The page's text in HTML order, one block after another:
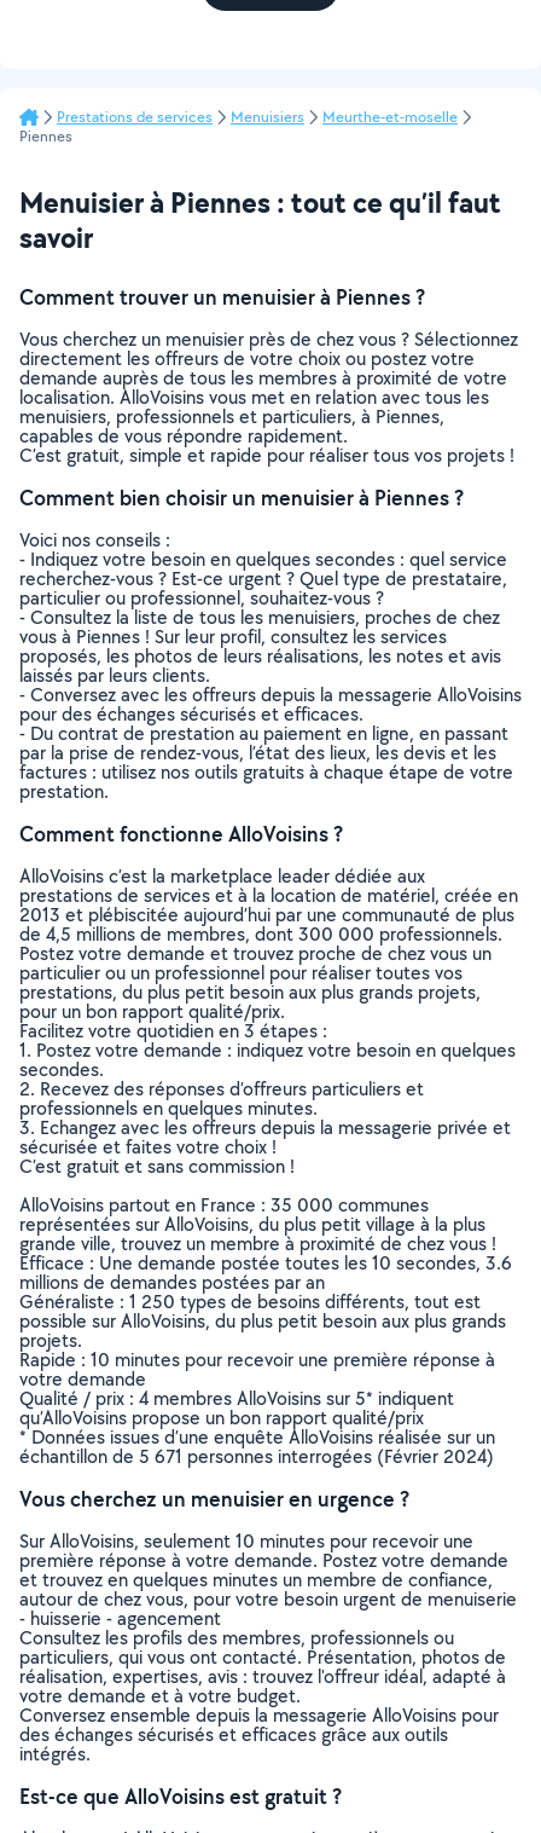
Prestations de services Menuisiers
Meurthe-et-moselle
Piennes
Menuisier à Piennes : tout ce qu’il faut
savoir
Comment trouver un menuisier à Piennes ?
Vous cherchez un menuisier près de chez vous ? Sélectionnez
directement les offreurs de votre choix ou postez votre
demande auprès de tous les membres à proximité de votre
localisation. AlloVoisins vous met en relation avec tous les
menuisiers, professionnels et particuliers, à Piennes,
capables de vous répondre rapidement.
C’est gratuit, simple et rapide pour réaliser tous vos projets !
Comment bien choisir un menuisier à Piennes ?
Voici nos conseils :
- Indiquez votre besoin en quelques secondes : quel service
recherchez-vous ? Est-ce urgent ? Quel type de prestataire,
particulier ou professionnel, souhaitez-vous ?
- Consultez la liste de tous les menuisiers, proches de chez
vous à Piennes ! Sur leur profil, consultez les services
proposés, les photos de leurs réalisations, les notes et avis
laissés par leurs clients.
- Conversez avec les offreurs depuis la messagerie AlloVoisins
pour des échanges sécurisés et efficaces.
- Du contrat de prestation au paiement en ligne, en passant
par la prise de rendez-vous, l’état des lieux, les devis et les
factures : utilisez nos outils gratuits à chaque étape de votre
prestation.
Comment fonctionne AlloVoisins ?
AlloVoisins c’est la marketplace leader dédiée aux
prestations de services et à la location de matériel, créée en
2013 et plébiscitée aujourd’hui par une communauté de plus
de 4,5 millions de membres, dont 300 000 professionnels.
Postez votre demande et trouvez proche de chez vous un
particulier ou un professionnel pour réaliser toutes vos
prestations, du plus petit besoin aux plus grands projets,
pour un bon rapport qualité/prix.
Facilitez votre quotidien en 3 étapes :
1. Postez votre demande : indiquez votre besoin en quelques
secondes.
2. Recevez des réponses d’offreurs particuliers et
professionnels en quelques minutes.
3. Echangez avec les offreurs depuis la messagerie privée et
sécurisée et faites votre choix !
C’est gratuit et sans commission !
AlloVoisins partout en France : 35 000 communes
représentées sur AlloVoisins, du plus petit village à la plus
grande ville, trouvez un membre à proximité de chez vous !
Efficace : Une demande postée toutes les 10 secondes, 3.6
millions de demandes postées par an
Généraliste : 1 250 types de besoins différents, tout est
possible sur AlloVoisins, du plus petit besoin aux plus grands
projets.
Rapide : 10 minutes pour recevoir une première réponse à
votre demande
Qualité / prix : 4 membres AlloVoisins sur 5* indiquent
qu’AlloVoisins propose un bon rapport qualité/prix
* Données issues d’une enquête AlloVoisins réalisée sur un
échantillon de 5 671 personnes interrogées (Février 2024)
Vous cherchez un menuisier en urgence ?
Sur AlloVoisins, seulement 10 minutes pour recevoir une
première réponse à votre demande. Postez votre demande
et trouvez en quelques minutes un membre de confiance,
autour de chez vous, pour votre besoin urgent de menuiserie
- huisserie - agencement
Consultez les profils des membres, professionnels ou
particuliers, qui vous ont contacté. Présentation, photos de
réalisation, expertises, avis : trouvez l'offreur idéal, adapté à
votre demande et à votre budget.
Conversez ensemble depuis la messagerie AlloVoisins pour
des échanges sécurisés et efficaces grâce aux outils
intégrés.
Est-ce que AlloVoisins est gratuit ?